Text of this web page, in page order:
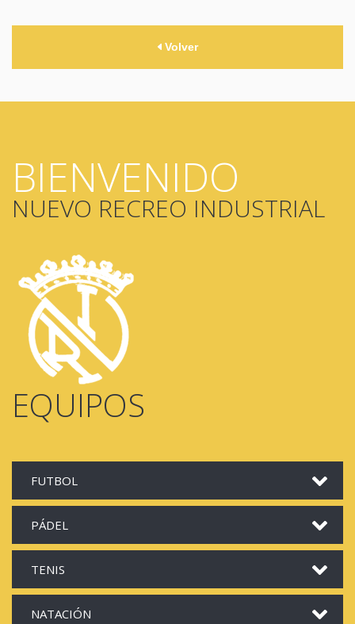
Volver
BIENVENIDO
NUEVO RECREO INDUSTRIAL
EQUIPOS
FUTBOL
PÁDEL
TENIS
NATACIÓN